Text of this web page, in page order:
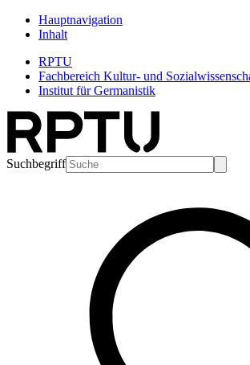
Hauptnavigation
Inhalt
RPTU
Fachbereich Kultur- und
Institut für Germanistik
Suchbegriff